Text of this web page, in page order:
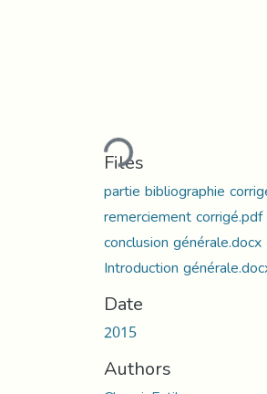
Loading...
Files
partie bibliographie
remerciement corrigé.pdf
conclusion générale.docx
Introduction
Date
2015
Authors